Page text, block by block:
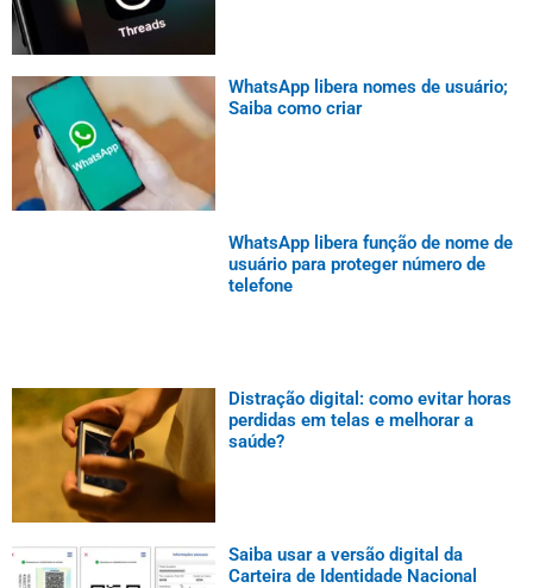
WhatsApp libera nomes de usuário;
Saiba como criar
WhatsApp libera função de nome de
usuário para proteger número de
telefone
Distração digital: como evitar horas
perdidas em telas e melhorar a
saúde?
Saiba usar a versão digital da
Carteira de Identidade Nacional